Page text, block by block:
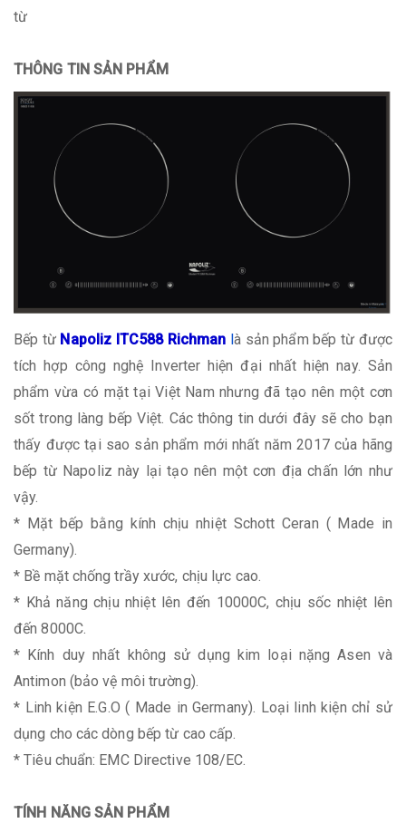
từ
THÔNG TIN SẢN PHẨM
Bếp từ Napoliz ITC588 Richman à sản phẩm bếp từ được
tích hợp công nghệ Inverter hiện đại nhất hiện nay. Sản
phẩm vừa có mặt tại Việt Nam nhưng đã tạo nên một cơn
sốt trong làng bếp Việt. Các thông tin dưới đây sẽ cho bạn
thấy được tại sao sản phẩm mới nhất năm 2017 của hãng
bếp từ Napoliz này lại tạo nên một cơn địa chấn lớn như
vậy.
* Mặt bếp bằng kính chịu nhiệt Schott Ceran ( Made in
Germany).
* Bề mặt chống trầy xước, chịu lực cao.
* Khả năng chịu nhiệt lên đến 10000C, chịu sốc nhiệt lên
đến 8000C.
* Kính duy nhất không sử dụng kim loại nặng Asen và
Antimon (bảo vệ môi trường).
* Linh kiện E.G.O ( Made in Germany). Loại linh kiện chỉ sử
dụng cho các dòng bếp từ cao cấp.
* Tiêu chuẩn: EMC Directive 108/EC.
TÍNH NĂNG SẢN PHẨM